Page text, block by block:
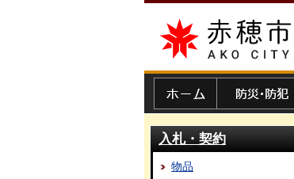
赤穂市
入札・契約
物品